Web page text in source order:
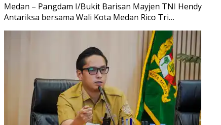
Medan – Pangdam I/Bukit Barisan Mayjen TNI Hendy
Antariksa bersama Wali Kota Medan Rico Tri…